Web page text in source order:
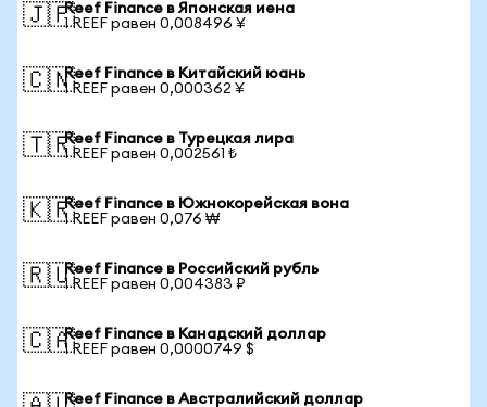
🇯🇵Reef Finance в Японская иена
1 REEF равен 0,008496 ¥
🇨🇳Reef Finance в Китайский юань
1 REEF равен 0,000362 ¥
🇹🇷Reef Finance в Турецкая лира
1 REEF равен 0,002561 ₺
🇰🇷Reef Finance в Южнокорейская вона
1 REEF равен 0,076 ₩
🇷🇺Reef Finance в Российский рубль
1 REEF равен 0,004383 ₽
🇨🇦Reef Finance в Канадский доллар
1 REEF равен 0,0000749 $
Reef Finance в Австралийский доллар